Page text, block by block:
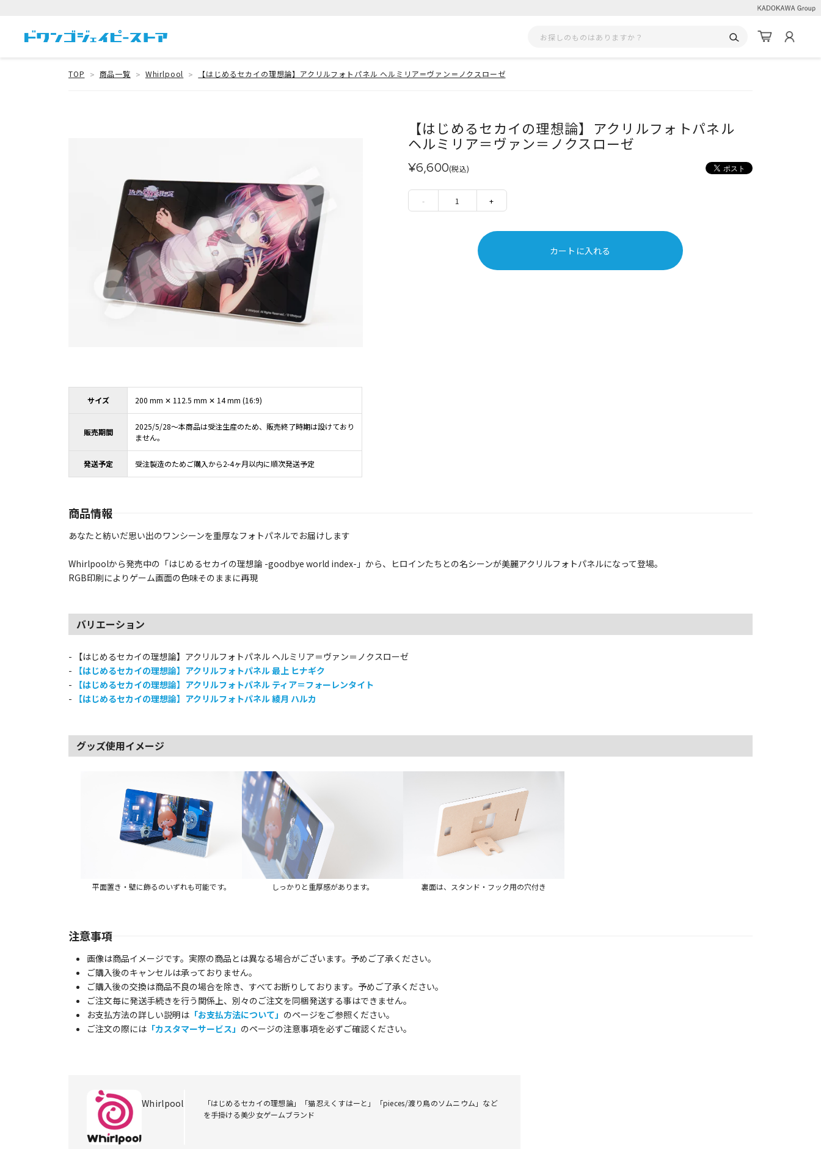
TOP 商品一覧 Whirlpool 【はじめるセカイの理想論】アクリルフォトパネル ヘルミリア＝ヴァン＝ノクスローゼ
サイズ 200 mm ✕ 112.5 mm ✕ 14 mm (16:9)
販売期間
2025/5/28～本商品は受注生産のため、販売終了時期は設けており
ません。
発送予定 受注製造のためご購入から2-4ヶ月以内に順次発送予定
【はじめるセカイの理想論】アクリルフォトパネル
ヘルミリア＝ヴァン＝ノクスローゼ
¥6,600(税込)
- 1 +
カートに入れる
商品情報
あなたと紡いだ思い出のワンシーンを重厚なフォトパネルでお届けします
Whirlpoolから発売中の「はじめるセカイの理想論 -goodbye world index-」から、ヒロインたちとの名シーンが美麗アクリルフォトパネルになって登場。
RGB印刷によりゲーム画面の色味そのままに再現
バリエーション
- 【はじめるセカイの理想論】アクリルフォトパネル ヘルミリア＝ヴァン＝ノクスローゼ
-
【はじめるセカイの理想論】アクリルフォトパネル 最上 ヒナギク
-
【はじめるセカイの理想論】アクリルフォトパネル ティア＝フォーレンタイト
-
【はじめるセカイの理想論】アクリルフォトパネル 綾月 ハルカ
グッズ使用イメージ
平面置き・壁に飾るのいずれも可能です。 しっかりと重厚感があります。 裏面は、スタンド・フック用の穴付き
注意事項
画像は商品イメージです。実際の商品とは異なる場合がございます。予めご了承ください。
ご購入後のキャンセルは承っておりません。
ご購入後の交換は商品不良の場合を除き、すべてお断りしております。予めご了承ください。
ご注文毎に発送手続きを行う関係上、別々のご注文を同梱発送する事はできません。
お支払方法の詳しい説明は 「お支払方法について」 のページをご参照ください。
ご注文の際には 「カスタマーサービス」 のページの注意事項を必ずご確認ください。
Whirlpool
「はじめるセカイの理想論」「猫忍えくすはーと」「pieces/渡り鳥のソムニウム」など
を手掛ける美少女ゲームブランド